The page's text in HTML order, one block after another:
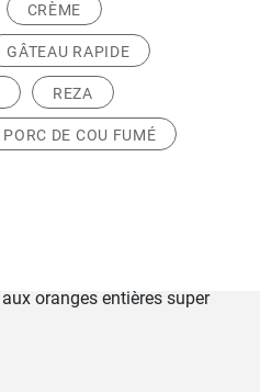
CRÈME
GÂTEAU RAPIDE
REZA
PORC DE COU FUMÉ